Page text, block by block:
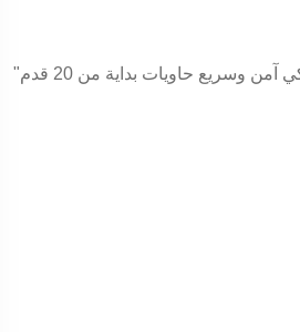
"شحن دولي وتخليص جمركي آمن وسريع حاويات بداية من 20 قدم